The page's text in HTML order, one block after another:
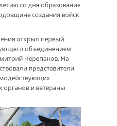
со дня образования
создания войск
открыл первый
объединением
Черепанов. На
представители
органов и ветераны